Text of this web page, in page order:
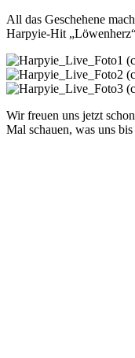
All das Geschehene
Harpyie-Hit
Wir freuen uns jetzt
Mal schauen, was uns